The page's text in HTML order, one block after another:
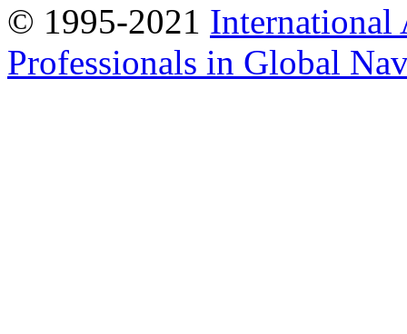
© 1995-2021 International
Professionals in Global